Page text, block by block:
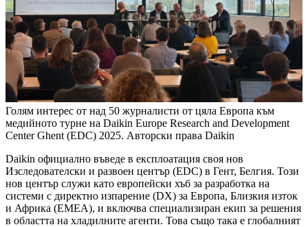
Голям интерес от над 50 журналисти от цяла Европа към
медийното турне на Daikin Europe Research and Development
Center Ghent (EDC) 2025. Авторски права Daikin
Daikin официално въведе в експлоатация своя нов
Изследователски и развоен център (EDC) в Гент, Белгия. Този
нов център служи като европейски хъб за разработка на
системи с директно изпарение (DX) за Европа, Близкия изток
и Африка (EMEA), и включва специализиран екип за решения
в областта на хладилните агенти. Това също така е глобалният